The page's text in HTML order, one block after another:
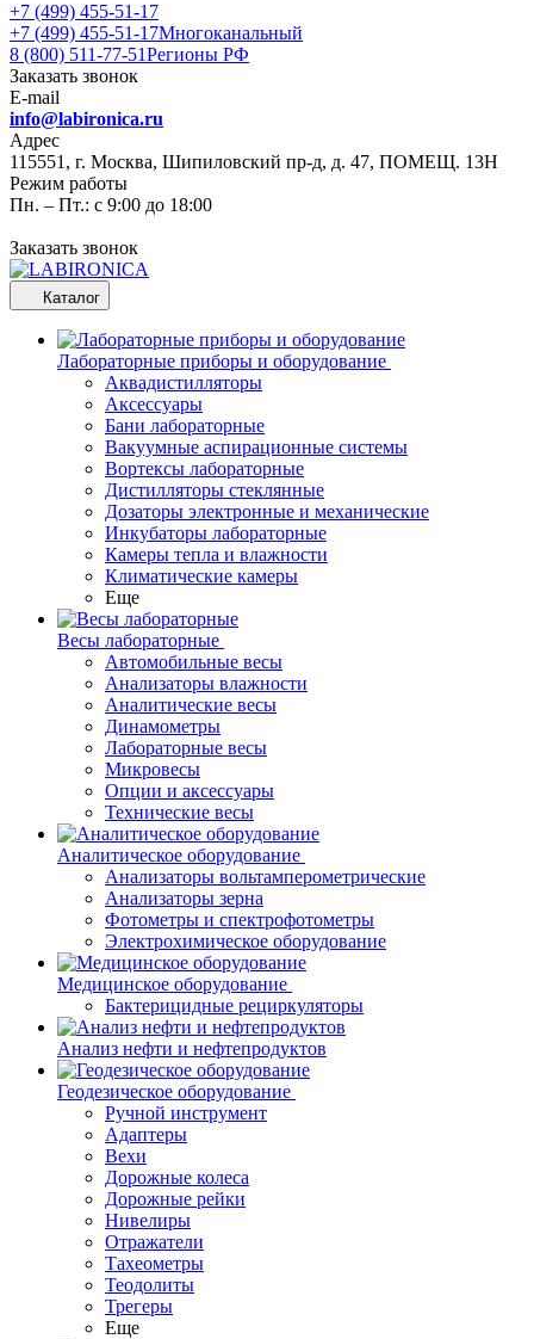
+7 (499) 455-51-17
+7 (499) 455-51-17Многоканальный
8 (800) 511-77-51Регионы РФ
Заказать звонок
E-mail
info@labironica.ru
Адрес
115551, г. Москва, Шипиловский пр-д, д. 47, ПОМЕЩ. 13Н
Режим работы
Пн. – Пт.: с 9:00 до 18:00
Заказать звонок
Каталог
Лабораторные приборы и оборудование
Аквадистилляторы
Аксессуары
Бани лабораторные
Вакуумные аспирационные системы
Вортексы лабораторные
Дистилляторы стеклянные
Дозаторы электронные и механические
Инкубаторы лабораторные
Камеры тепла и влажности
Климатические камеры
Еще
Весы лабораторные
Автомобильные весы
Анализаторы влажности
Аналитические весы
Динамометры
Лабораторные весы
Микровесы
Опции и аксессуары
Технические весы
Аналитическое оборудование
Анализаторы вольтамперометрические
Анализаторы зерна
Фотометры и спектрофотометры
Электрохимическое оборудование
Медицинское оборудование
Бактерицидные рециркуляторы
Анализ нефти и нефтепродуктов
Геодезическое оборудование
Ручной инструмент
Адаптеры
Вехи
Дорожные колеса
Дорожные рейки
Нивелиры
Отражатели
Тахеометры
Теодолиты
Трегеры
Еще